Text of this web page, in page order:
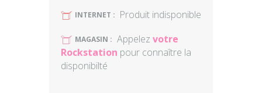
U INTERNET : Produit indisponible
U MAGASIN : Appelez votre
Rockstation pour connaître la
disponibilté